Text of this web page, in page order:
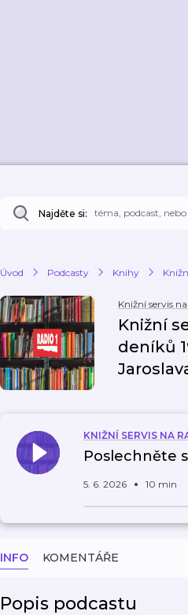
Najděte si:
Úvod Podcasty Knihy
Knižní servis na
Knižní
deníků
KNIŽNÍ SERVIS NA
Poslechněte
5. 6. 2026 10 min
INFO KOMENTÁŘE
Popis podcastu